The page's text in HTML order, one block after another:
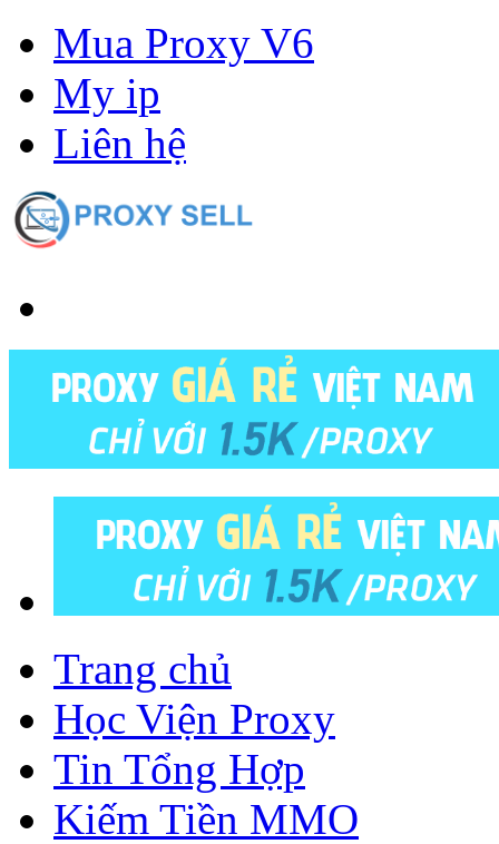
Mua Proxy V6
My ip
Liên hệ
Trang chủ
Học Viện Proxy
Tin Tổng Hợp
Kiếm Tiền MMO